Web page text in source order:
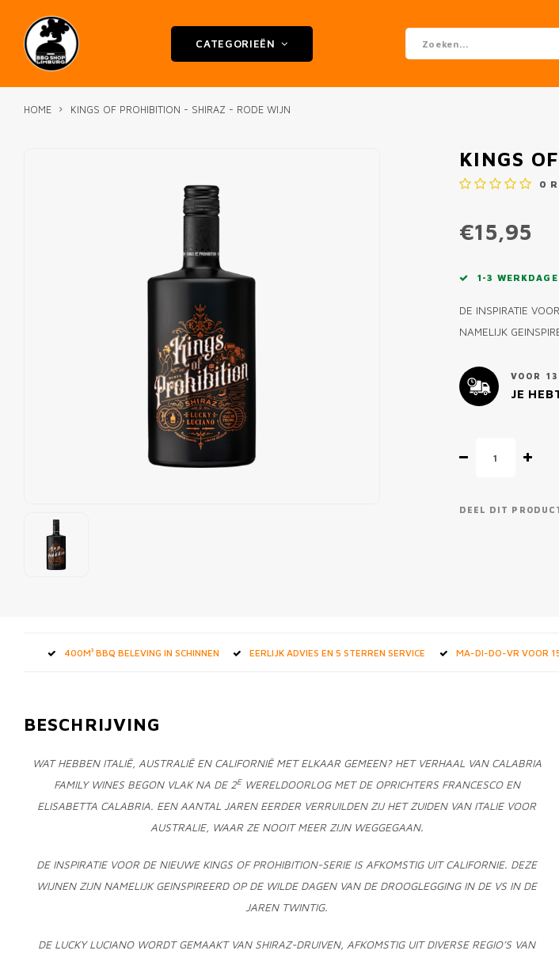
CATEGORIEËN
HOME KINGS OF PROHIBITION - SHIRAZ - RODE WIJN
KINGS
0
€15,95
1-3
DE INSPIRATIE
NAMELIJK
VOOR
JE
DEEL DIT
400M² BBQ BELEVING IN SCHINNEN EERLIJK ADVIES EN 5 STERREN SERVICE MA-DI-DO-VR VOOR
BESCHRIJVING
WAT HEBBEN ITALIË, AUSTRALIË EN CALIFORNIË MET ELKAAR GEMEEN? HET VERHAAL VAN CALABRIA
FAMILY WINES BEGON VLAK NA DE 2EWERELDOORLOG MET DE OPRICHTERS FRANCESCO EN
ELISABETTA CALABRIA. EEN AANTAL JAREN EERDER VERRUILDEN ZIJ HET ZUIDEN VAN ITALIE VOOR
AUSTRALIE, WAAR ZE NOOIT MEER ZIJN WEGGEGAAN.
DE INSPIRATIE VOOR DE NIEUWE KINGS OF PROHIBITION-SERIE IS AFKOMSTIG UIT CALIFORNIE. DEZE
WIJNEN ZIJN NAMELIJK GEINSPIREERD OP DE WILDE DAGEN VAN DE DROOGLEGGING IN DE VS IN DE
JAREN TWINTIG.
DE LUCKY LUCIANO WORDT GEMAAKT VAN SHIRAZ-DRUIVEN, AFKOMSTIG UIT DIVERSE REGIO’S VAN